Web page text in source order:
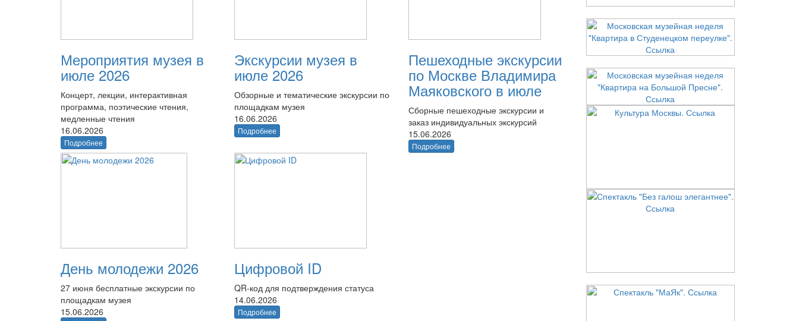
Мероприятия музея в
июле 2026
Концерт, лекции, интерактивная
программа, поэтические чтения,
медленные чтения
16.06.2026
Подробнее
Экскурсии музея в
июле 2026
Обзорные и тематические экскурсии по
площадкам музея
16.06.2026
Подробнее
Пешеходные экскурсии
по Москве Владимира
Маяковского в июле
Сборные пешеходные экскурсии и
заказ индивидуальных экскурсий
15.06.2026
Подробнее
День молодежи 2026
27 июня бесплатные экскурсии по
площадкам музея
15.06.2026
Цифровой ID
QR-код для подтверждения статуса
14.06.2026
Подробнее